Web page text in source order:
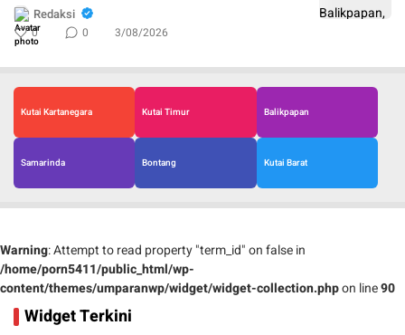
Redaksi
0 0 3/08/2026
Kutai Kartanegara Kutai Timur Balikpapan
Samarinda Bontang Kutai Barat
Warning: Attempt to read property "term_id" on false in
/home/porn5411/public_html/wp-
content/themes/umparanwp/widget/widget-collection.phpon line90
Widget Terkini